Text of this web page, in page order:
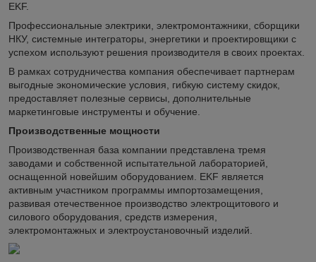
EKF.
Профессиональные электрики, электромонтажники, сборщики
НКУ, системные интеграторы, энергетики и проектировщики с
успехом используют решения производителя в своих проектах.
В рамках сотрудничества компания обеспечивает партнерам
выгодные экономические условия, гибкую систему скидок,
предоставляет полезные сервисы, дополнительные
маркетинговые инструменты и обучение.
Производственные мощности
Производственная база компании представлена тремя
заводами и собственной испытательной лабораторией,
оснащенной новейшим оборудованием. EKF является
активным участником программы импортозамещения,
развивая отечественное производство электрощитового и
силового оборудования, средств измерения,
электромонтажных и электроустановочный изделий.